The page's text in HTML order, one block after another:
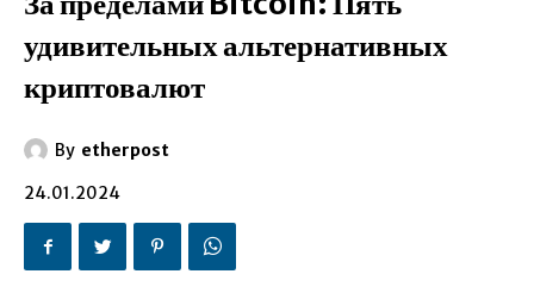
удивительных альтернативных
криптовалют
By etherpost
24.01.2024